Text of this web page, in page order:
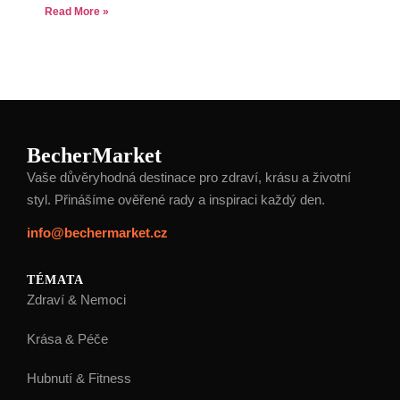
Read More »
BecherMarket
Vaše důvěryhodná destinace pro zdraví, krásu a životní
styl. Přinášíme ověřené rady a inspiraci každý den.
info@bechermarket.cz
TÉMATA
Zdraví & Nemoci
Krása & Péče
Hubnutí & Fitness